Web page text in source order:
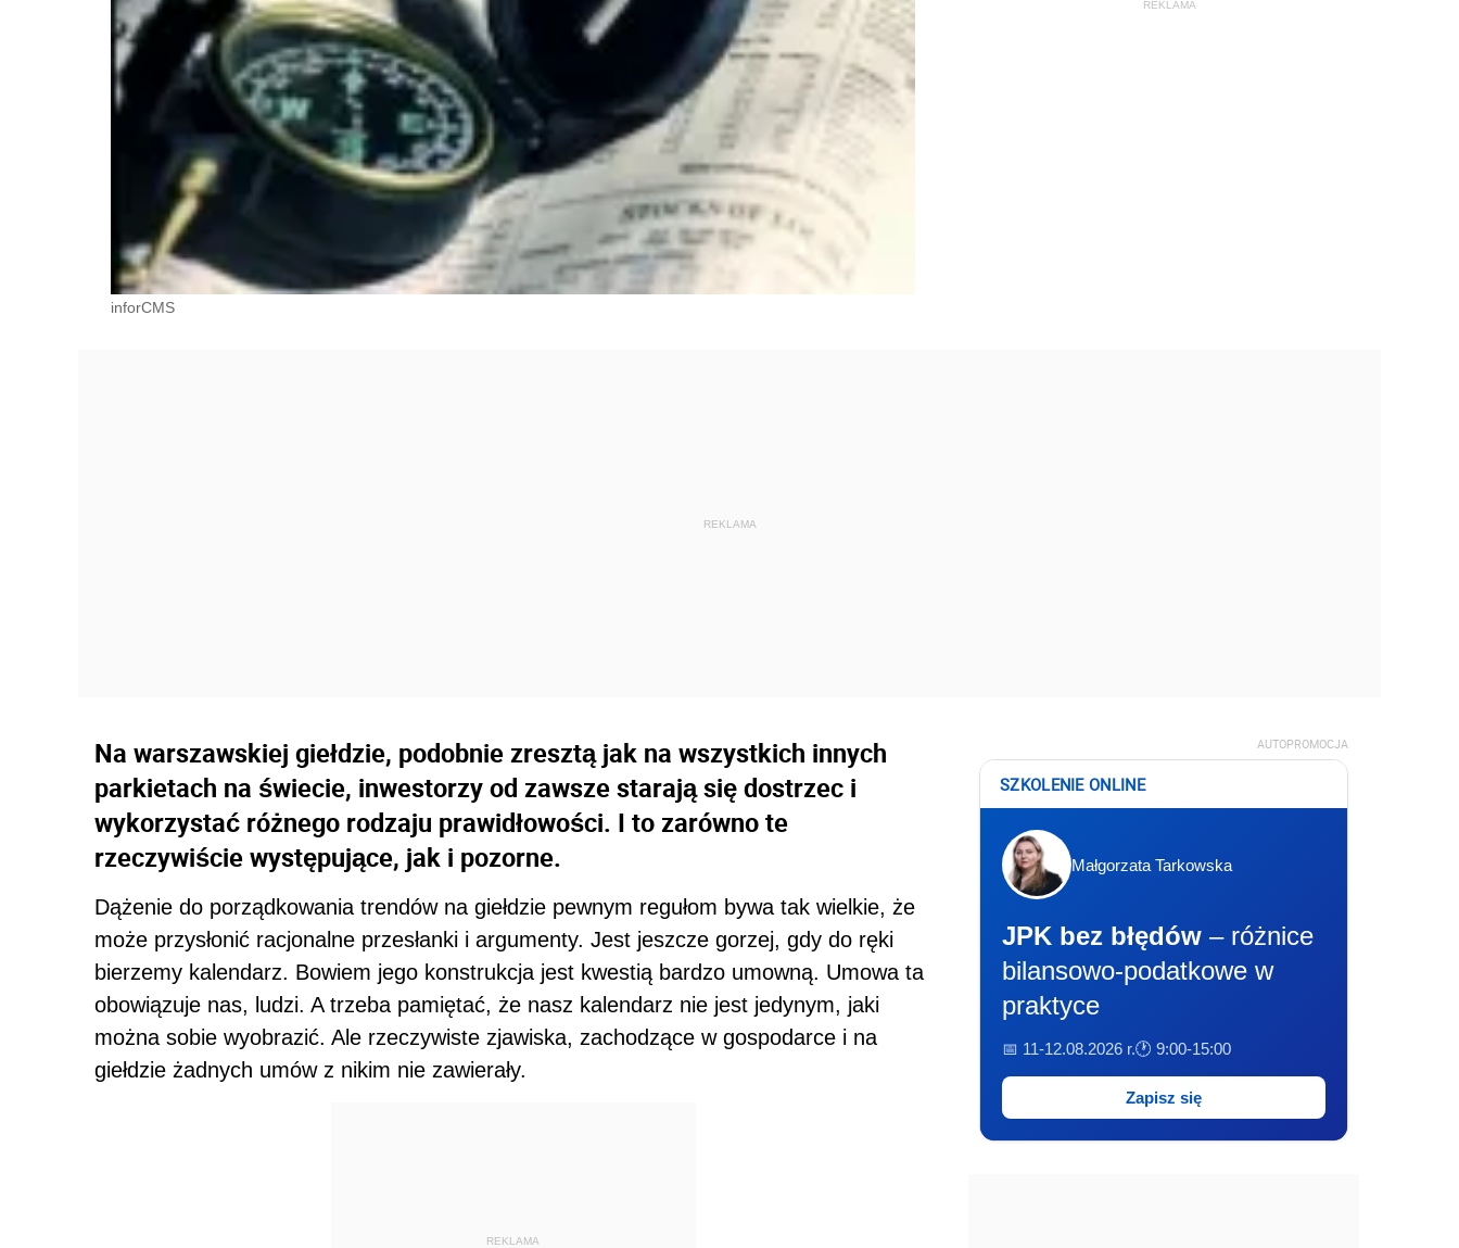
inforCMS
Na warszawskiej giełdzie, podobnie zresztą jak na wszystkich innych
parkietach na świecie, inwestorzy od zawsze starają się dostrzec i
wykorzystać różnego rodzaju prawidłowości. I to zarówno te
rzeczywiście występujące, jak i pozorne.
Dążenie do porządkowania trendów na giełdzie pewnym regułom bywa tak wielkie, że
może przysłonić racjonalne przesłanki i argumenty. Jest jeszcze gorzej, gdy do ręki
bierzemy kalendarz. Bowiem jego konstrukcja jest kwestią bardzo umowną. Umowa ta
obowiązuje nas, ludzi. A trzeba pamiętać, że nasz kalendarz nie jest jedynym, jaki
można sobie wyobrazić. Ale rzeczywiste zjawiska, zachodzące w gospodarce i na
giełdzie żadnych umów z nikim nie zawierały.
REKLAMA
AUTOPROMOCJA
SZKOLENIE ONLINE
Małgorzata Tarkowska
JPK bez błędów – różnice
bilansowo-podatkowe w
praktyce
📅 11-12.08.2026 r.🕐 9:00-15:00
Zapisz się